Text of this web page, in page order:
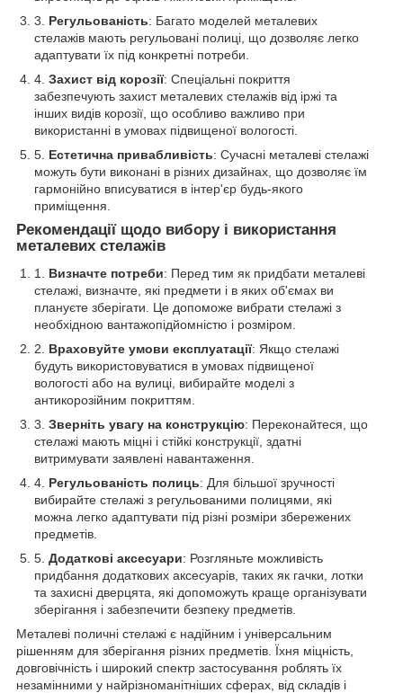
Регульованість: Багато моделей металевих
стелажів мають регульовані полиці, що дозволяє легко
адаптувати їх під конкретні потреби.
Захист від корозії: Спеціальні покриття
забезпечують захист металевих стелажів від іржі та
інших видів корозії, що особливо важливо при
використанні в умовах підвищеної вологості.
Естетична привабливість: Сучасні металеві стелажі
можуть бути виконані в різних дизайнах, що дозволяє їм
гармонійно вписуватися в інтер'єр будь-якого
приміщення.
Рекомендації щодо вибору і використання
металевих стелажів
Визначте потреби: Перед тим як придбати металеві
стелажі, визначте, які предмети і в яких об'ємах ви
плануєте зберігати. Це допоможе вибрати стелажі з
необхідною вантажопідйомністю і розміром.
Враховуйте умови експлуатації: Якщо стелажі
будуть використовуватися в умовах підвищеної
вологості або на вулиці, вибирайте моделі з
антикорозійним покриттям.
Зверніть увагу на конструкцію: Переконайтеся, що
стелажі мають міцні і стійкі конструкції, здатні
витримувати заявлені навантаження.
Регульованість полиць: Для більшої зручності
вибирайте стелажі з регульованими полицями, які
можна легко адаптувати під різні розміри збережених
предметів.
Додаткові аксесуари: Розгляньте можливість
придбання додаткових аксесуарів, таких як гачки, лотки
та захисні дверцята, які допоможуть краще організувати
зберігання і забезпечити безпеку предметів.
Металеві поличні стелажі є надійним і універсальним
рішенням для зберігання різних предметів. Їхня міцність,
довговічність і широкий спектр застосування роблять їх
незамінними у найрізноманітніших сферах, від складів і